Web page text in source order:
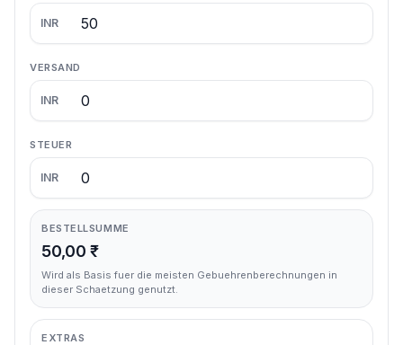
INR
VERSAND
INR
STEUER
INR
BESTELLSUMME
50,00 ₹
Wird als Basis fuer die meisten Gebuehrenberechnungen in
dieser Schaetzung genutzt.
EXTRAS